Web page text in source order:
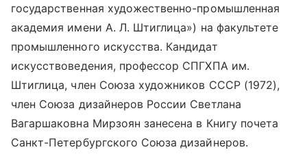
государственная художественно-промышленная
академия имени А. Л. Штиглица») на факультете
промышленного искусства. Кандидат
искусствоведения, профессор СПГХПА им.
Штиглица, член Союза художников СССР (1972),
член Союза дизайнеров России Светлана
Вагаршаковна Мирзоян занесена в Книгу почета
Санкт-Петербургского Союза дизайнеров.